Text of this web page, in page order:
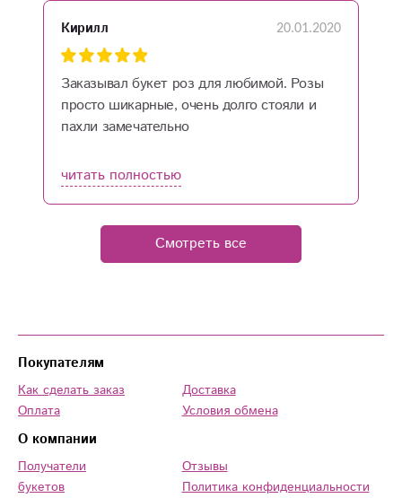
Кирилл 20.01.2020
Заказывал букет роз для любимой. Розы
просто шикарные, очень долго стояли и
пахли замечательно
читать полностью
Смотреть все
Покупателям
Как сделать заказ
Оплата
Доставка
Условия обмена
О компании
Получатели
букетов
Отзывы
Политика конфиденциальности